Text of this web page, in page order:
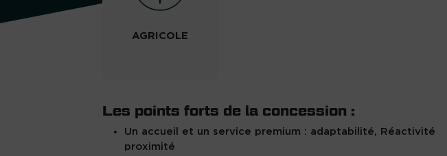
AGRICOLE
Les points forts de la concession :
Un accueil et un service premium : adaptabilité, Réactivité
proximité